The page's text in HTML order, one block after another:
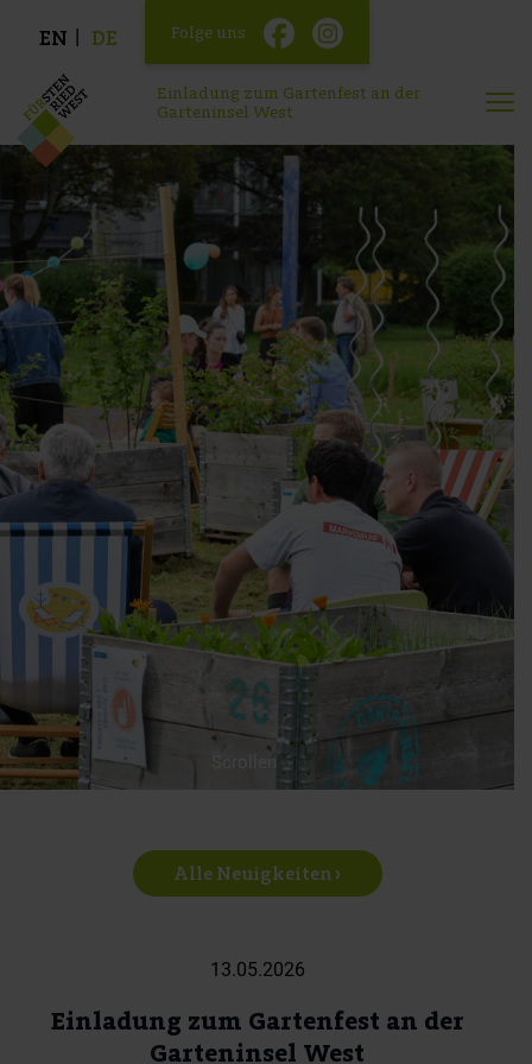
EN DE Folge uns
Einladung zum Gartenfest an der
Garteninsel West
Scrollen
Alle Neuigkeiten ›
13.05.2026
Einladung zum Gartenfest an der
Garteninsel West